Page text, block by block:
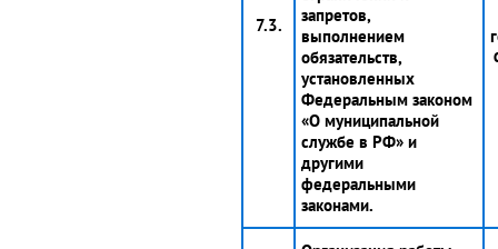
7.3.
запретов,
выполнением
обязательств,
установленных
Федеральным законом
«О муниципальной
службе в РФ» и
другими
федеральными
законами.